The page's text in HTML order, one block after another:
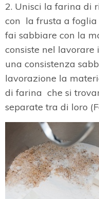
2. Unisci la farina di
con la frusta a foglia
fai sabbiare con la
consiste nel
una consistenza
lavorazione la
di farina che si
separate tra di loro